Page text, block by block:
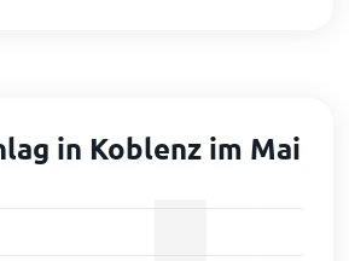
in Koblenz im Mai